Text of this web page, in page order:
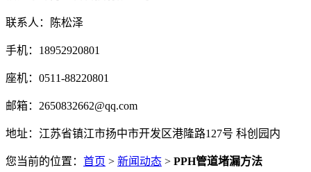
联系人：陈松泽
手机：18952920801
座机：0511-88220801
邮箱：2650832662@qq.com
地址：江苏省镇江市扬中市开发区港隆路127号 科创园内
您当前的位置： 首页 > 新闻动态 > PPH管道堵漏方法